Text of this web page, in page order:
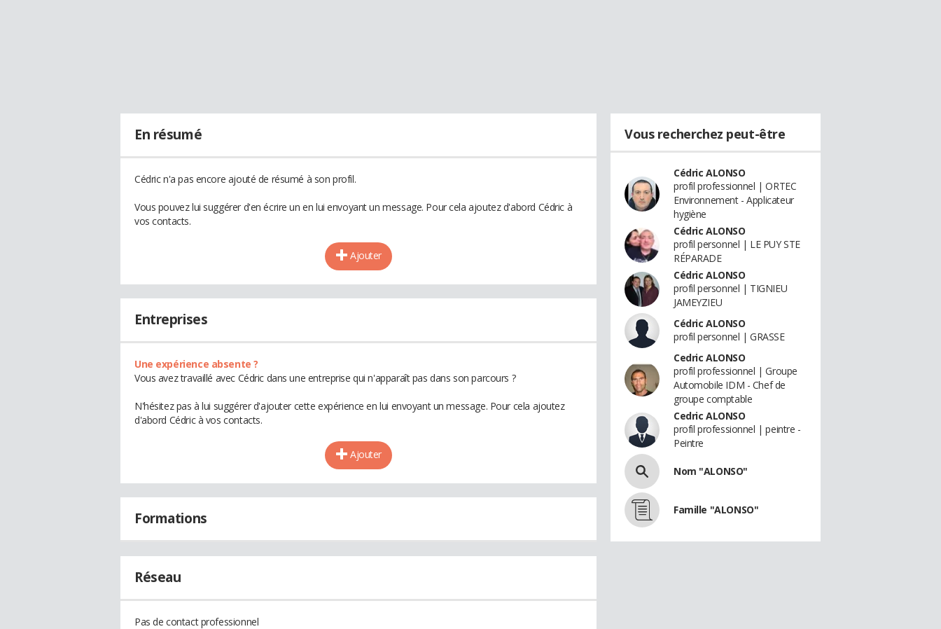
En résumé
Cédric n'a pas encore ajouté de résumé à son profil.
Vous pouvez lui suggérer d'en écrire un en lui envoyant un message. Pour cela ajoutez d'abord Cédric à
vos contacts.
Ajouter
Entreprises
Une expérience absente ?
Vous avez travaillé avec Cédric dans une entreprise qui n'apparaît pas dans son parcours ?
N'hésitez pas à lui suggérer d'ajouter cette expérience en lui envoyant un message. Pour cela ajoutez
d'abord Cédric à vos contacts.
Ajouter
Formations
Réseau
Pas de contact professionnel
Vous recherchez peut-être
Cédric ALONSO
profil professionnel | ORTEC
Environnement - Applicateur
hygiène
Cédric ALONSO
profil personnel | LE PUY STE
RÉPARADE
Cédric ALONSO
profil personnel | TIGNIEU
JAMEYZIEU
Cédric ALONSO
profil personnel | GRASSE
Cedric ALONSO
profil professionnel | Groupe
Automobile IDM - Chef de
groupe comptable
Cedric ALONSO
profil professionnel | peintre -
Peintre
Nom "ALONSO"
Famille "ALONSO"